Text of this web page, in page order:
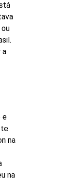
a
e
na
na